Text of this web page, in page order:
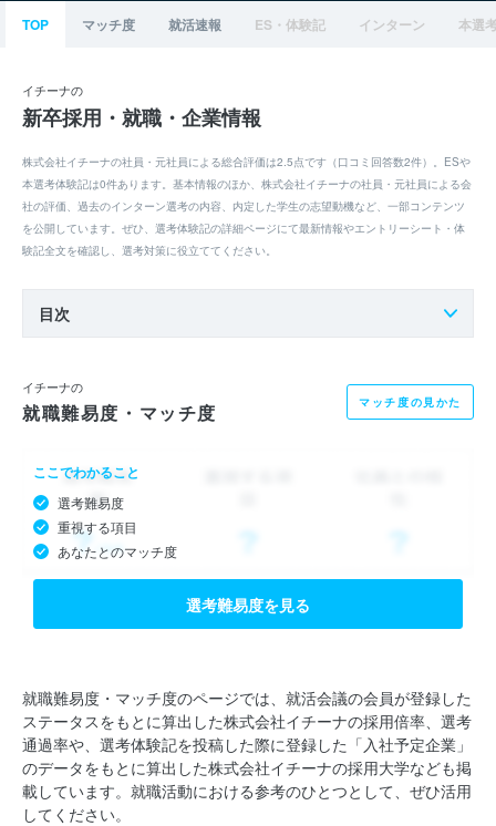
TOP マッチ度 就活速報 ES・体験記 インターン 本選
イチーナの
新卒採用・就職・企業情報
株式会社イチーナの社員・元社員による総合評価は2.5点です（口コミ回答数2件）。ESや
本選考体験記は0件あります。基本情報のほか、株式会社イチーナの社員・元社員による会
社の評価、過去のインターン選考の内容、内定した学生の志望動機など、一部コンテンツ
を公開しています。ぜひ、選考体験記の詳細ページにて最新情報やエントリーシート・体
験記全文を確認し、選考対策に役立ててください。
目次
イチーナの
就職難易度・マッチ度 マッチ度の見かた
ここでわかること
選考難易度
重視する項目
あなたとのマッチ度
選考難易度を見る
就職難易度・マッチ度のページでは、就活会議の会員が登録した
ステータスをもとに算出した株式会社イチーナの採用倍率、選考
通過率や、選考体験記を投稿した際に登録した「入社予定企業」
のデータをもとに算出した株式会社イチーナの採用大学なども掲
載しています。就職活動における参考のひとつとして、ぜひ活用
してください。